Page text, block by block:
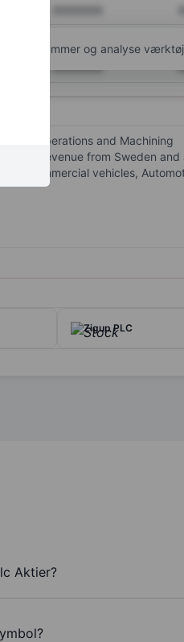
XXXXXXX
diagrammer og analyse
operations and Machining
of its revenue from Sweden and
Commercial vehicles,
Zigup PLC
Aktier?